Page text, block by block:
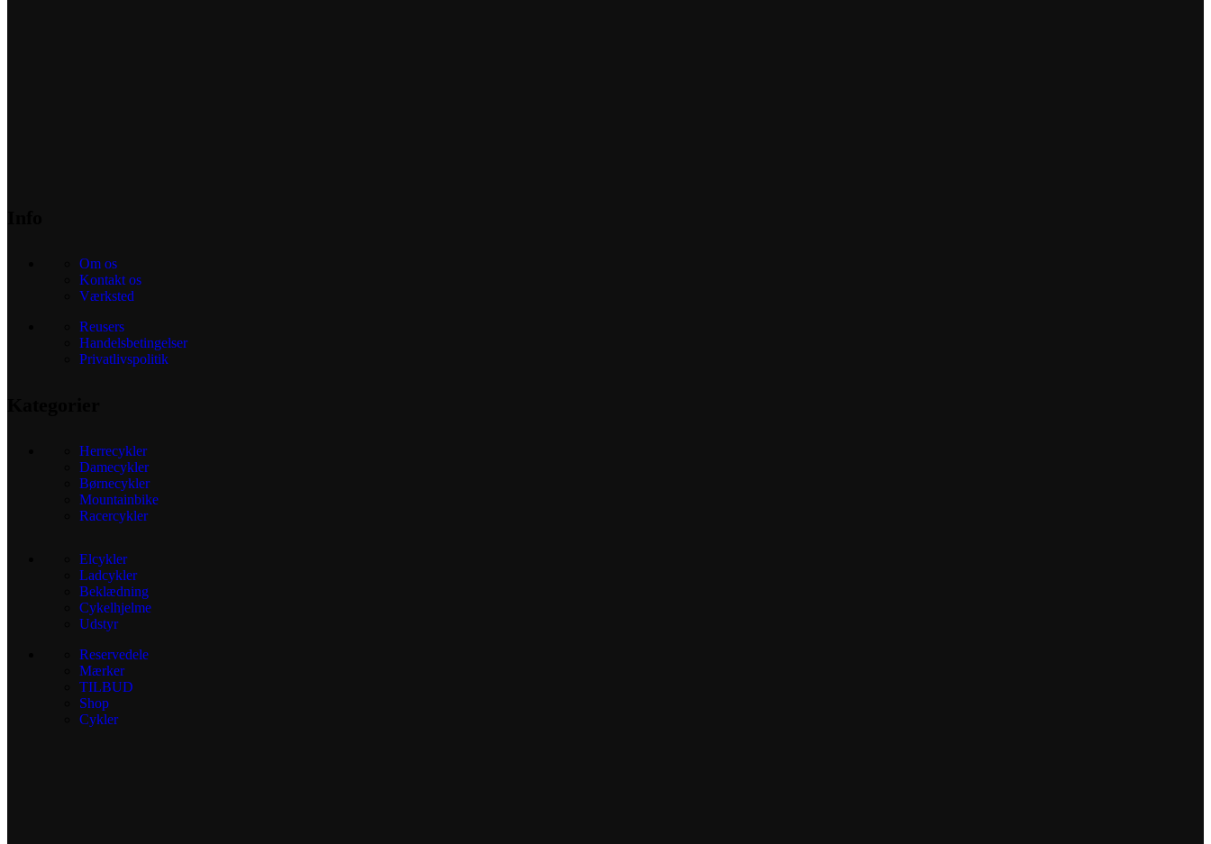
Om os
Kontakt os
Værksted
Reusers
Handelsbetingelser
Privatlivspolitik
Herrecykler
Damecykler
Børnecykler
Mountainbike
Racercykler
Elcykler
Ladcykler
Beklædning
Cykelhjelme
Udstyr
Reservedele
Mærker
TILBUD
Shop
Cykler